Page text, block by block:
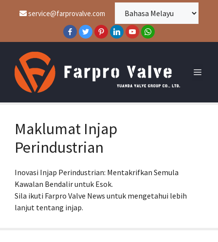
service@farprovalve.com
Maklumat Injap
Perindustrian
Inovasi Injap Perindustrian: Mentakrifkan Semula
Kawalan Bendalir untuk Esok.
Sila ikuti Farpro Valve News untuk mengetahui lebih
lanjut tentang injap.